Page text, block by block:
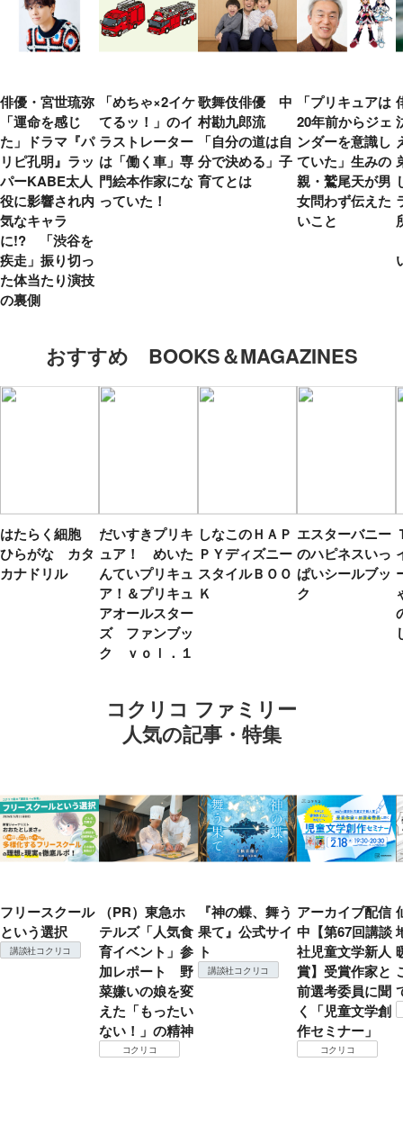
俳優・宮世琉弥
「運命を感じ
た」ドラマ『パ
リピ孔明』ラッ
パーKABE太人
役に影響され内
気なキャラ
に!? 「渋谷を
疾走」振り切っ
た体当たり演技
の裏側
「めちゃ×2イケ
てるッ！」のイ
ラストレーター
は「働く車」専
門絵本作家にな
っていた！
歌舞伎俳優 中
村勘九郎流
「自分の道は自
分で決める」子
育てとは
「プリキュアは
20年前からジェ
ンダーを意識し
ていた」生みの
親・鷲尾天が男
女問わず伝えた
いこと
おすすめ BOOKS＆MAGAZINES
はたらく細胞
ひらがな カタ
カナドリル
だいすきプリキ
ュア！ めいた
んていプリキュ
ア！＆プリキュ
アオールスター
ズ ファンブッ
ク ｖｏｌ．１
しなこのＨＡＰ
ＰＹディズニー
スタイルＢＯＯ
Ｋ
エスターバニー
のハピネスいっ
ぱいシールブッ
ク
コクリコ ファミリー
人気の記事・特集
フリースクール
という選択
講談社コクリコ
（PR）東急ホ
テルズ「人気食
育イベント」参
加レポート 野
菜嫌いの娘を変
えた「もったい
ない！」の精神
コクリコ
『神の蝶、舞う
果て』公式サイ
ト
講談社コクリコ
アーカイブ配信
中【第67回講談
社児童文学新人
賞】受賞作家と
前選考委員に聞
く「児童文学創
作セミナー」
コクリコ